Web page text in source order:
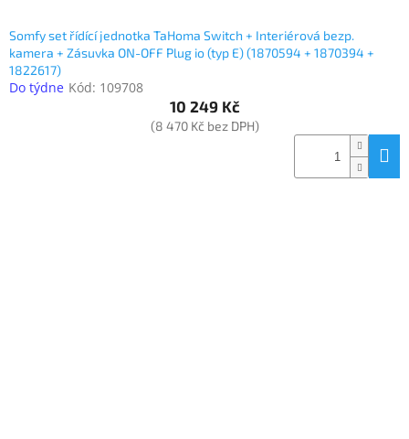
Somfy set řídící jednotka TaHoma Switch + Interiérová bezp.
kamera + Zásuvka ON-OFF Plug io (typ E) (1870594 + 1870394 +
1822617)
Do týdne Kód: 109708
10 249 Kč
(8 470 Kč bez DPH)